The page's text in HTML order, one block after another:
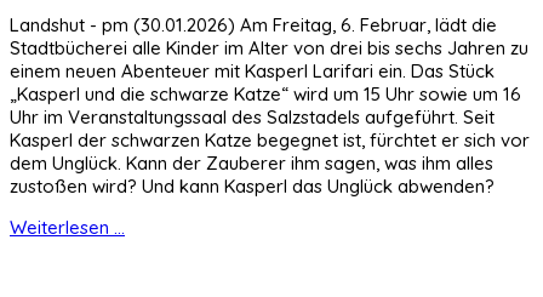
Landshut - pm (30.01.2026) Am Freitag, 6. Februar, lädt die
Stadtbücherei alle Kinder im Alter von drei bis sechs Jahren zu
einem neuen Abenteuer mit Kasperl Larifari ein. Das Stück
„Kasperl und die schwarze Katze“ wird um 15 Uhr sowie um 16
Uhr im Veranstaltungssaal des Salzstadels aufgeführt. Seit
Kasperl der schwarzen Katze begegnet ist, fürchtet er sich vor
dem Unglück. Kann der Zauberer ihm sagen, was ihm alles
zustoßen wird? Und kann Kasperl das Unglück abwenden?
Weiterlesen ...